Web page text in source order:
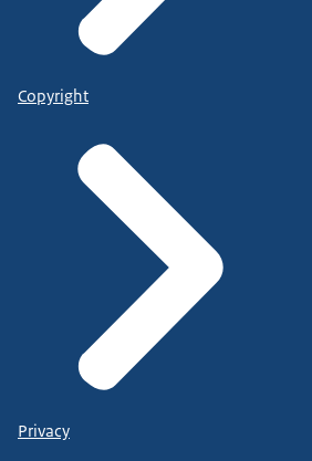
Copyright
Privacy